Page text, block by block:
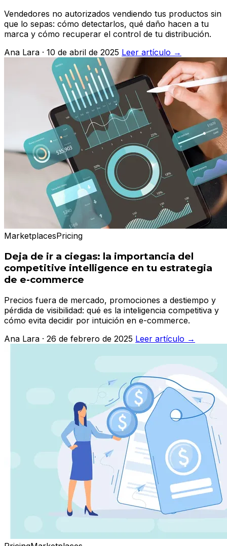
Vendedores no autorizados vendiendo tus productos sin
que lo sepas: cómo detectarlos, qué daño hacen a tu
marca y cómo recuperar el control de tu distribución.
Ana Lara · 10 de abril de 2025 Leer artículo →
MarketplacesPricing
Deja de ir a ciegas: la importancia del
competitive intelligence en tu estrategia
de e-commerce
Precios fuera de mercado, promociones a destiempo y
pérdida de visibilidad: qué es la inteligencia competitiva y
cómo evita decidir por intuición en e-commerce.
Ana Lara · 26 de febrero de 2025 Leer artículo →